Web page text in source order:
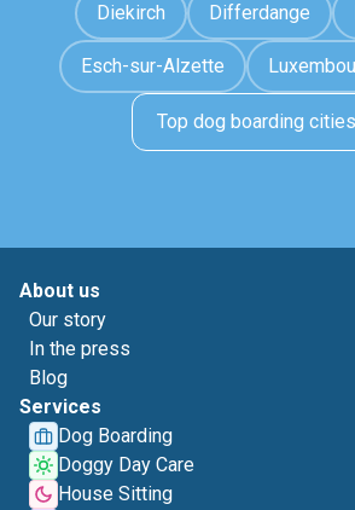
Diekirch Differdange
Esch-sur-Alzette
Top dog boarding cities
About us
Our story
In the press
Blog
Services
Dog Boarding
Doggy Day Care
House Sitting